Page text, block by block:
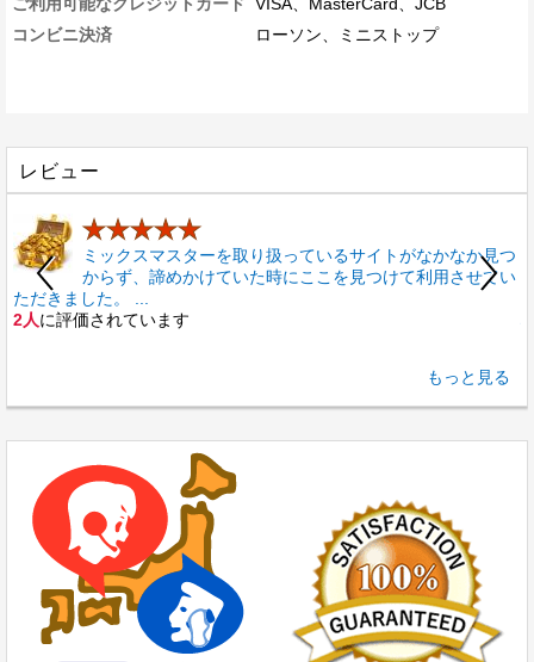
ご利用可能なクレジットカード VISA、MasterCard、JCB
コンビニ決済
ローソン、ミニストップ
レビュー
★★★★★
ミックスマスターを取り扱っているサイトがなかなか見つ
からず、諦めかけていた時にここを見つけて利用させてい
ただきました。 ...
2人に評価されています
もっと見る